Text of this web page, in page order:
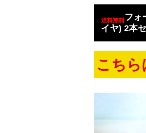
フォ
イヤ) 2本
こちら